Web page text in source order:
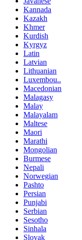
Kannada
Kazakh
Khmer
Kurdish
Kyrgyz
Latin
Latvian
Lithuanian
Luxembou..
Macedonian
Malagasy
Malay
Malayalam
Maltese
Maori
Marathi
Mongolian
Burmese
Nepali
Norwegian
Pashto
Persian
Punjabi
Serbian
Sesotho
Sinhala
Slovak